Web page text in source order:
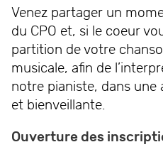
Venez partager un
du CPO et, si le coeur
partition de votre
musicale, afin de
notre pianiste, dans une
et bienveillante.
Ouverture des